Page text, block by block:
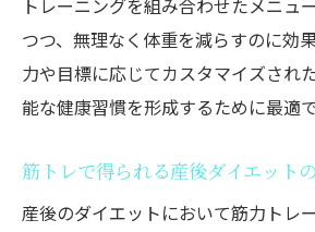
トレーニングを組み合わせたメニュ
つつ、無理なく体重を減らすのに効
力や目標に応じてカスタマイズされ
能な健康習慣を形成するために最適で
筋トレで得られる産後ダイエット
産後のダイエットにおいて筋力トレ